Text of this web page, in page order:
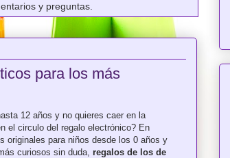
y preguntas.
para los más
12 años y no quieres caer en la
el circulo del regalo electrónico? En
originales para niños desde los 0 años y
curiosos sin duda, regalos de los de